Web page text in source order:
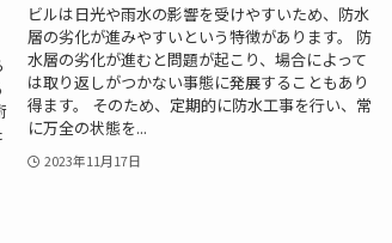
ビルは日光や雨水の影響を受けやすいため、防水
層の劣化が進みやすいという特徴があります。 防
水層の劣化が進むと問題が起こり、場合によって
は取り返しがつかない事態に発展することもあり
得ます。 そのため、定期的に防水工事を行い、常
に万全の状態を...
2023年11月17日